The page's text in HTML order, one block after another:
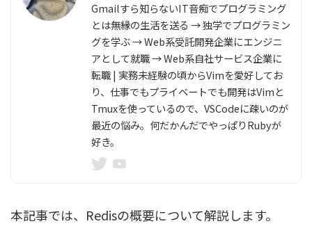
Gmailすら知らないIT音痴でプログラミング
とは無縁の生活を送る → 独学でプログラミン
グを学ぶ → Web系受託開発企業にエンジニ
アとして就職 → Web系自社サービス企業に
転職 | 実務未経験の頃からVimを愛好してお
り、仕事でもプライベートでも開発はVimと
Tmuxを使っているので、VSCodeに疎いのが
最近の悩み。何だかんだでやっぱりRubyが
好き。
本記事では、Redisの概要について解説します。